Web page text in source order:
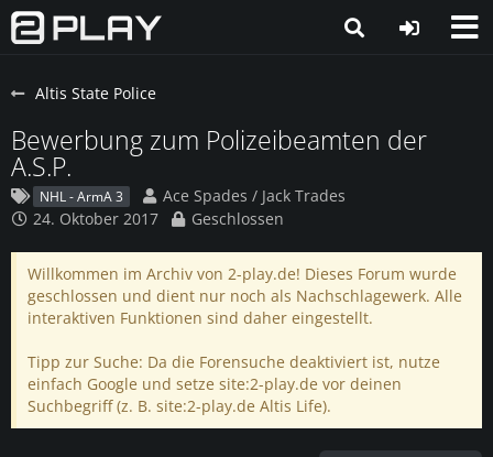
Altis State Police
Bewerbung zum Polizeibeamten der
A.S.P.
NHL - ArmA 3
Ace Spades / Jack Trades
24. Oktober 2017
Geschlossen
Willkommen im Archiv von 2-play.de! Dieses Forum wurde
geschlossen und dient nur noch als Nachschlagewerk. Alle
interaktiven Funktionen sind daher eingestellt.
Tipp zur Suche: Da die Forensuche deaktiviert ist, nutze
einfach Google und setze site:2-play.de vor deinen
Suchbegriff (z. B. site:2-play.de Altis Life).